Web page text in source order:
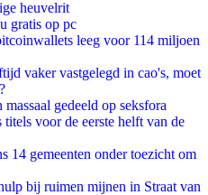
heuvelrit
gratis op pc
leeg voor 114 miljoen
vaker vastgelegd in cao's, moet
gedeeld op seksfora
voor de eerste helft van de
14 gemeenten onder toezicht om
bij ruimen mijnen in Straat van